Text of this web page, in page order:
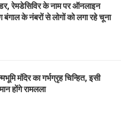
रेमडेसिविर के नाम पर ऑनलाइन
बंगाल के नंबरों से लोगों को लगा रहे चूना
मंदिर का गर्भग्रृह चिन्हित, इसी
होंगे रामलला